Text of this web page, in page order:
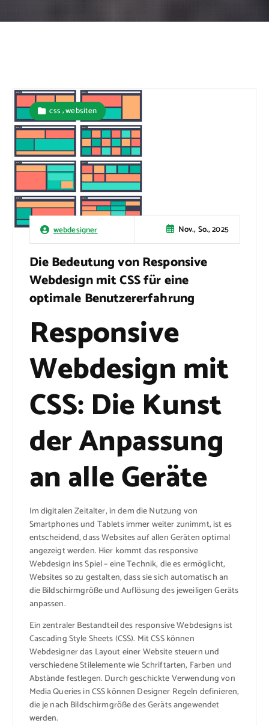
webdesigner Nov., So., 2025
css,websiten
Die Bedeutung von Responsive
Webdesign mit CSS für eine
optimale Benutzererfahrung
Responsive
Webdesign mit
CSS: Die Kunst
der Anpassung
an alle Geräte
Im digitalen Zeitalter, in dem die Nutzung von
Smartphones und Tablets immer weiter zunimmt, ist es
entscheidend, dass Websites auf allen Geräten optimal
angezeigt werden. Hier kommt das responsive
Webdesign ins Spiel – eine Technik, die es ermöglicht,
Websites so zu gestalten, dass sie sich automatisch an
die Bildschirmgröße und Auflösung des jeweiligen Geräts
anpassen.
Ein zentraler Bestandteil des responsive Webdesigns ist
Cascading Style Sheets (CSS). Mit CSS können
Webdesigner das Layout einer Website steuern und
verschiedene Stilelemente wie Schriftarten, Farben und
Abstände festlegen. Durch geschickte Verwendung von
Media Queries in CSS können Designer Regeln definieren,
die je nach Bildschirmgröße des Geräts angewendet
werden.